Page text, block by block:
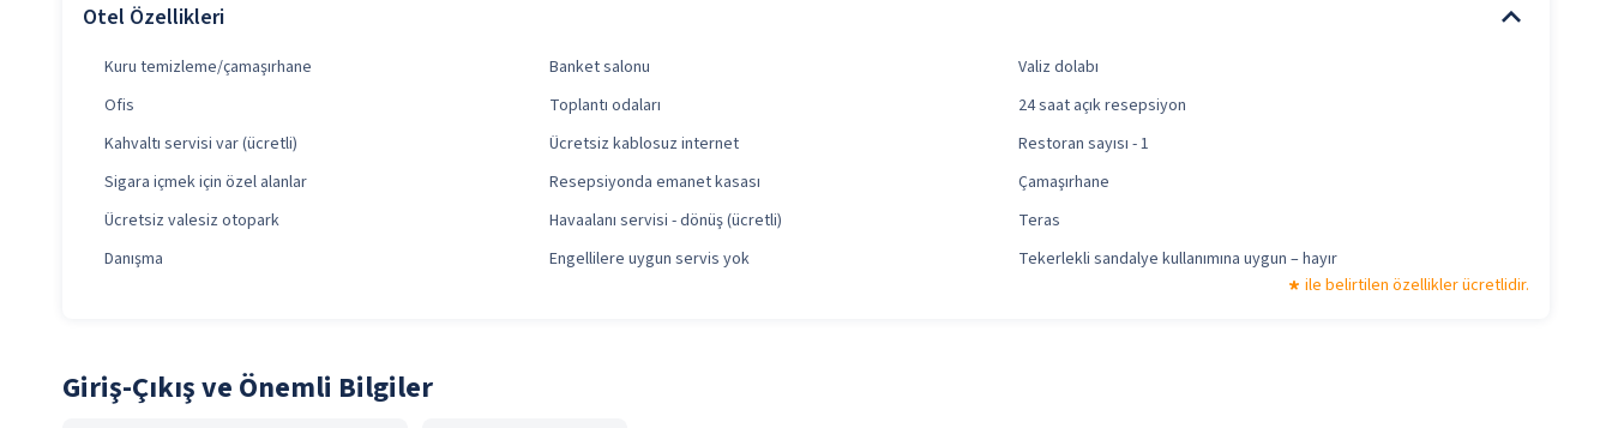
Otel Özellikleri
Kuru temizleme/çamaşırhane Banket salonu
Valiz dolabı
Ofis
Toplantı odaları
24 saat açık resepsiyon
Kahvaltı servisi var (ücretli)
Ücretsiz kablosuz internet
Restoran sayısı - 1
Sigara içmek için özel alanlar
Resepsiyonda emanet kasası
Çamaşırhane
Ücretsiz valesiz otopark
Havaalanı servisi - dönüş (ücretli)
Teras
Danışma
Engellilere uygun servis yok
Tekerlekli sandalye kullanımına uygun – hayır
ile belirtilen özellikler ücretlidir.
Giriş-Çıkış ve Önemli Bilgiler